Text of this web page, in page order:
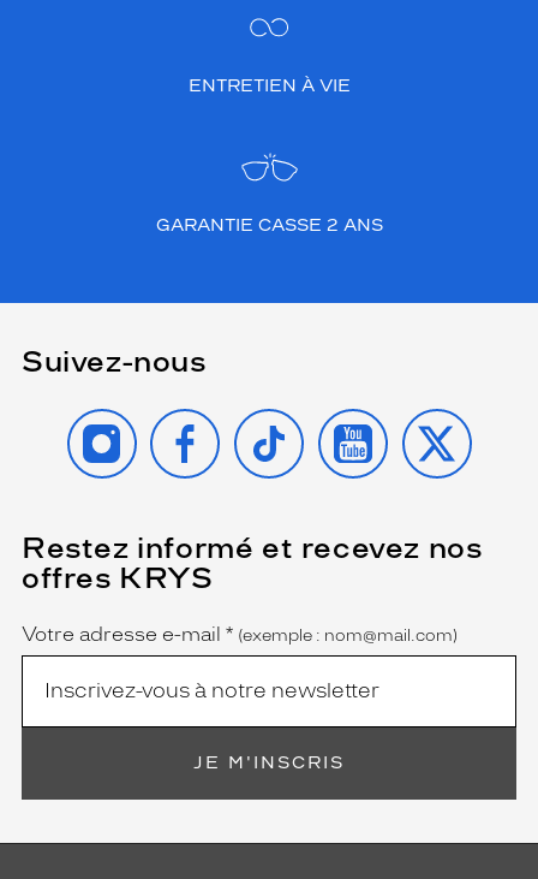
ENTRETIEN À VIE
GARANTIE CASSE 2 ANS
Suivez-nous
INSTAGRAMFACEBOOK
TIKTOK YOUTUBE
X
Restez informé et recevez nos
offres KRYS
Name
Votre adresse e-mail *
(Ce
champ
est
obligatoire)
(exemple : nom@mail.com)
JE M'INSCRIS